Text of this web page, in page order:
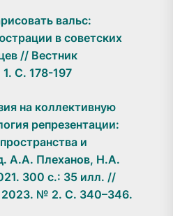
вальс:
в советских
// Вестник
С. 178-197
на коллективную
репрезентации:
и
А.А. Плеханов, Н.А.
300 с.: 35 илл. //
2023. № 2. С. 340–346.